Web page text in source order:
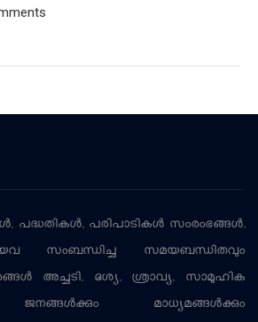
പദ്ധതികള്‍, പരിപാടികള്‍ സംരംഭങ്ങള്‍,
സംബന്ധിച്ച സമയബന്ധിതവും
അച്ചടി, ദൃശ്യ, ശ്രാവ്യ, സാമൂഹിക
ജനങ്ങള്‍ക്കും മാധ്യമങ്ങള്‍ക്കും